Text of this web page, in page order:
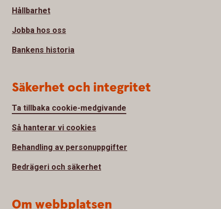
Hållbarhet
Jobba hos oss
Bankens historia
Säkerhet och integritet
Ta tillbaka cookie-medgivande
Så hanterar vi cookies
Behandling av personuppgifter
Bedrägeri och säkerhet
Om webbplatsen